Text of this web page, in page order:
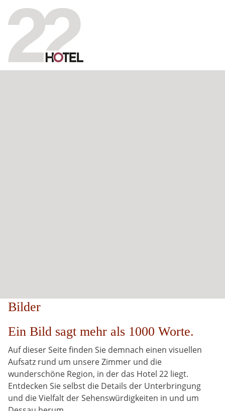
Bilder
Ein Bild sagt mehr als 1000 Worte.
Auf dieser Seite finden Sie demnach einen visuellen
Aufsatz rund um unsere Zimmer und die
wunderschöne Region, in der das Hotel 22 liegt.
Entdecken Sie selbst die Details der Unterbringung
und die Vielfalt der Sehenswürdigkeiten in und um